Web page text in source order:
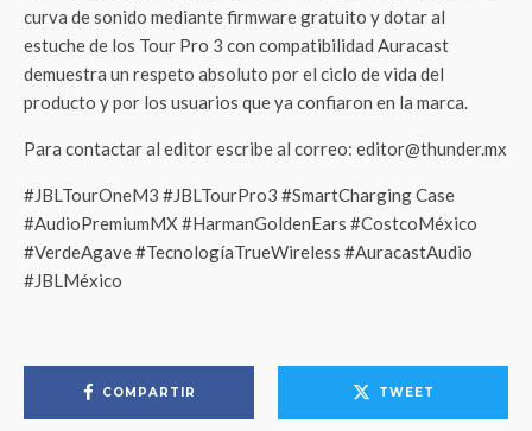
curva de sonido mediante firmware gratuito y dotar al
estuche de los Tour Pro 3 con compatibilidad Auracast
demuestra un respeto absoluto por el ciclo de vida del
producto y por los usuarios que ya confiaron en la marca.
Para contactar al editor escribe al correo: editor@thunder.mx
#JBLTourOneM3 #JBLTourPro3 #SmartCharging Case
#AudioPremiumMX #HarmanGoldenEars #CostcoMéxico
#VerdeAgave #TecnologíaTrueWireless #AuracastAudio
#JBLMéxico
COMPARTIR TWEET